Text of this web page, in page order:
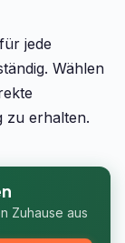
jede
Wählen
zu erhalten.
Zuhause aus